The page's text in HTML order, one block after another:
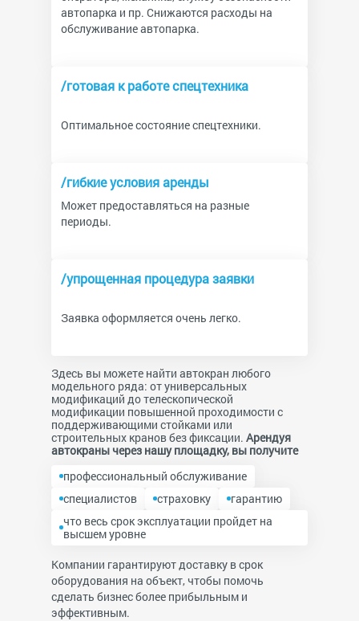
автопарка и пр. Снижаются расходы на
обслуживание автопарка.
/готовая к работе спецтехника
Оптимальное состояние спецтехники.
/гибкие условия аренды
Может предоставляться на разные
периоды.
/упрощенная процедура заявки
Заявка оформляется очень легко.
Здесь вы можете найти автокран любого
модельного ряда: от универсальных
модификаций до телескопической
модификации повышенной проходимости с
поддерживающими стойками или
строительных кранов без фиксации. Арендуя
автокраны через нашу площадку, вы получите
профессиональный обслуживание
специалистов
страховку
гарантию
что весь срок эксплуатации пройдет на
высшем уровне
Компании гарантируют доставку в срок
оборудования на объект, чтобы помочь
сделать бизнес более прибыльным и
эффективным.